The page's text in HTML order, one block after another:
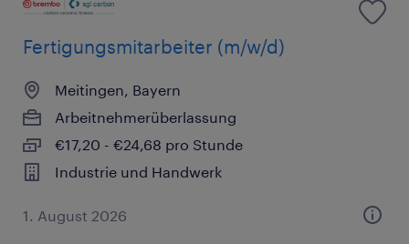
Fertigungsmitarbeiter (m/w/d)
Meitingen, Bayern
Arbeitnehmerüberlassung
€17,20 - €24,68 pro Stunde
Industrie und Handwerk
1. August 2026